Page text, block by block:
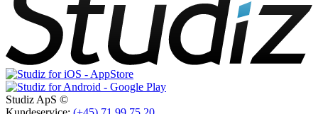
Studiz ApS ©